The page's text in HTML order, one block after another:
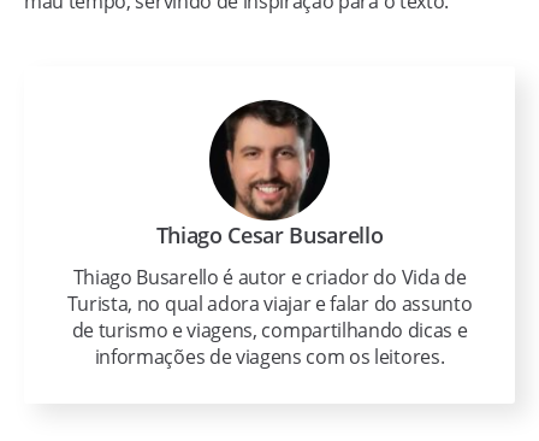
Thiago Cesar Busarello
Thiago Busarello é autor e criador do Vida de
Turista, no qual adora viajar e falar do assunto
de turismo e viagens, compartilhando dicas e
informações de viagens com os leitores.